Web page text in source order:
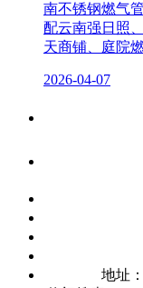
南不锈钢燃气
配云南强日照
天商铺、庭院
2026-04-07
地址